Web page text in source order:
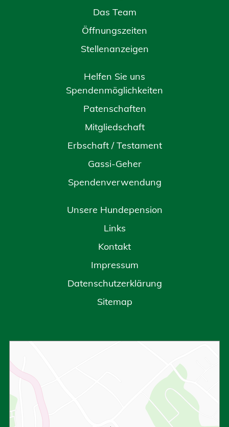
Das Team
Öffnungszeiten
Stellenanzeigen
Helfen Sie uns
Spendenmöglichkeiten
Patenschaften
Mitgliedschaft
Erbschaft / Testament
Gassi-Geher
Spendenverwendung
Unsere Hundepension
Links
Kontakt
Impressum
Datenschutzerklärung
Sitemap